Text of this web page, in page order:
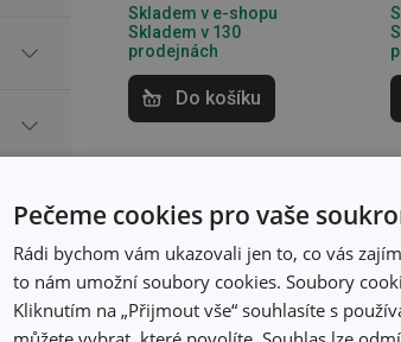
Skladem v e-shopu
Skladem v 130
prodejnách
Do košíku
Pečeme cookies pro vaše
Rádi bychom vám ukazovali jen to, co vás
to nám umožní soubory cookies. Soubory
Kliknutím na „Přijmout vše“ souhlasíte s